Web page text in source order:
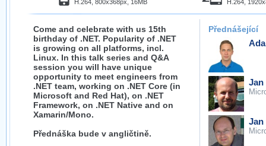
H.264, 800x368px, 16MB H.264,
Come and celebrate with us 15th
birthday of .NET. Popularity of .NET
is growing on all platforms, incl.
Linux. In this talk series and Q&A
session you will have unique
opportunity to meet engineers from
.NET team, working on .NET Core (in
Microsoft and Red Hat), on .NET
Framework, on .NET Native and on
Xamarin/Mono.
Přednáška bude v angličtině.
Přednášející
Jan
Jan